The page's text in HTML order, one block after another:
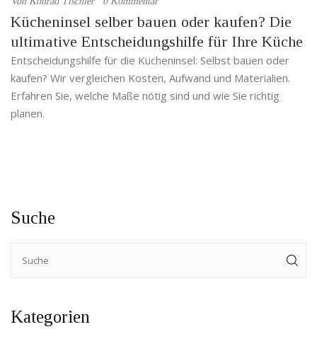
Kücheninsel selber bauen oder kaufen? Die
ultimative Entscheidungshilfe für Ihre Küche
Entscheidungshilfe für die Kücheninsel: Selbst bauen oder
kaufen? Wir vergleichen Kosten, Aufwand und Materialien.
Erfahren Sie, welche Maße nötig sind und wie Sie richtig
planen.
Suche
Kategorien